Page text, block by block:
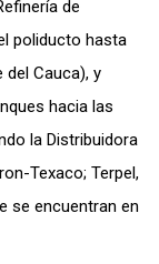
de
poliducto hasta
Cauca), y
hacia las
la Distribuidora
Texaco; Terpel,
se encuentran en